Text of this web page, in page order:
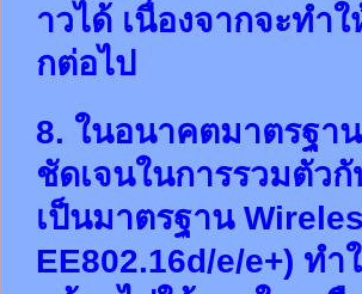
าวได้ เนื่องจากจะทำ
กต่อไป
8. ในอนาคตมาตรฐา
ชัดเจนในการรวมตัว
เป็นมาตรฐาน
EE802.16d/e/e+) ท